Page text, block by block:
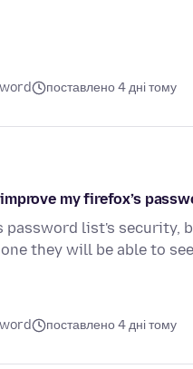
поставлено 4 дні тому
my firefox’s
password list's security,
they will be able to
поставлено 4 дні тому